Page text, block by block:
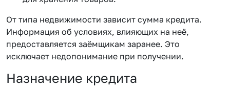
От типа недвижимости зависит сумма кредита.
Информация об условиях, влияющих на неё,
предоставляется заёмщикам заранее. Это
исключает недопонимание при получении.
Назначение кредита